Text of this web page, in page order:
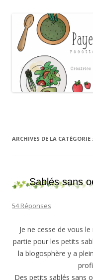
Payette
ARCHIVES DE LA CATÉGORIE :
Sablés sans
54 Réponses
Je ne cesse de vous
partie pour les petits
la blogosphère y a
Des petits sablés sans